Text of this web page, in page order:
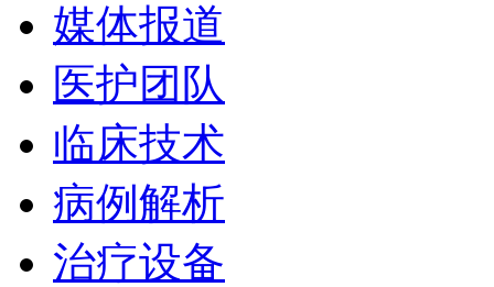
媒体报道
医护团队
临床技术
病例解析
治疗设备